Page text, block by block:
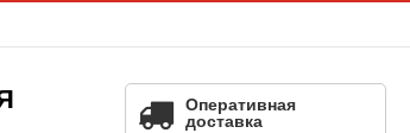
Оперативная
доставка